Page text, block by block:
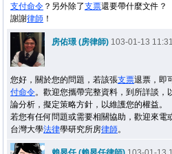
支付命令 ？另外除了支票還要帶什麼文件？
謝謝律師 ！
房佑璟 (房律師) 103-01-13 11:31
您好，關於您的問題，若該張支票退票，即
付命令。歡迎您攜帶完整資料，到所詳談，
論分析，擬定策略方針，以維護您的權益。
若您有任何問題或需要相關協助，歡迎來電
台灣大學法律學研究所房律師。